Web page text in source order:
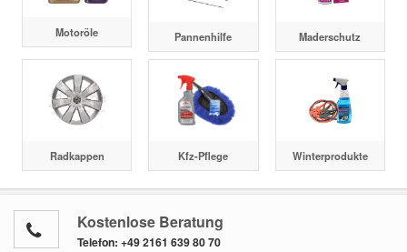
Motoröle Pannenhilfe Maderschutz
Radkappen Kfz-Pflege Winterprodukte
Kostenlose Beratung
Telefon: +49 2161 639 80 70